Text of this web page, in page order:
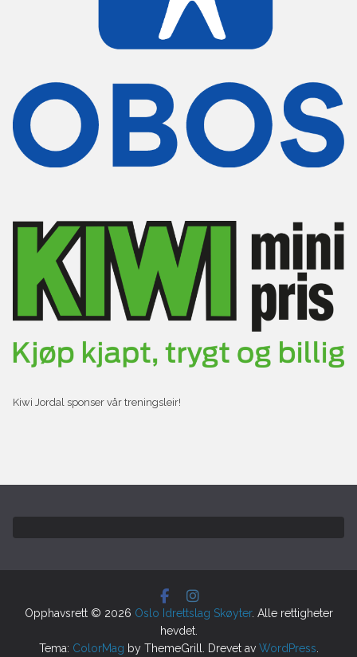
Kiwi Jordal sponser vår treningsleir!
Opphavsrett © 2026 Oslo Idrettslag Skøyter. Alle rettigheter
hevdet.
Tema: ColorMag by ThemeGrill. Drevet av WordPress